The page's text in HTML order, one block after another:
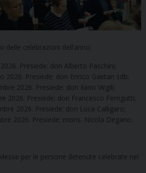
delle celebrazioni dell’anno:
Presiede: don Alberto Paschini;
2026. Presiede: don Enrico Gaetan sdb;
2026. Presiede: don Ilario Virgili;
2026. Presiede: don Francesco Ferrigutti;
2026. Presiede: don Luca Calligaro;
2026. Presiede: mons. Nicola Degano.
per le persone detenute celebrate nel